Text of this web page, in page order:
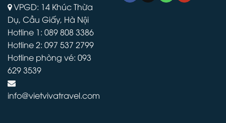
VPGD: 14 Khúc Thừa
Dụ, Cầu Giấy, Hà Nội
Hotline 1: 089 808 3386
Hotline 2: 097 537 2799
Hotline phòng vé: 093
629 3539
info@vietvivatravel.com